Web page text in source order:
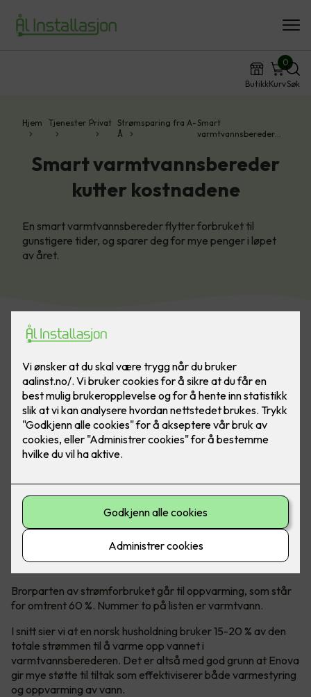
ButikkKurv
0
Søk
Hjem Tjenester Privat Strømsparing fra A-
Å
Smart
varmtvannsbereder…
Smart varmtvannsbereder
kutter kostnadene
En smart varmtvannsbereder flytter forbruket til
gunstigere tider, og sparer deg for mye penger i løpet
av året.
Styring av «dumme varmtvannsberedere» har blitt en
naturlig del av smart strømsparing.
Varmtvann er nummer to på
kostnadslisten
Brorparten av strømforbruket går til oppvarming, som står
for omtrent 60 %. Nummer to på listen er varmtvann.
I snitt sier vi at en norsk husholdning bruker 15-20 % av den
totale strømmen til å varme opp vannet i
varmtvannsberederen. Det er altså med god grunn at Enova
gir mye støtte til tiltak som effektiviserer både varmestyring
og oppvarming av vann.